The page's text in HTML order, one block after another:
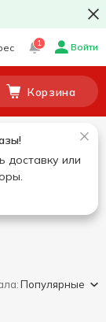
1 Войти
Корзина
доставку или
Популярные